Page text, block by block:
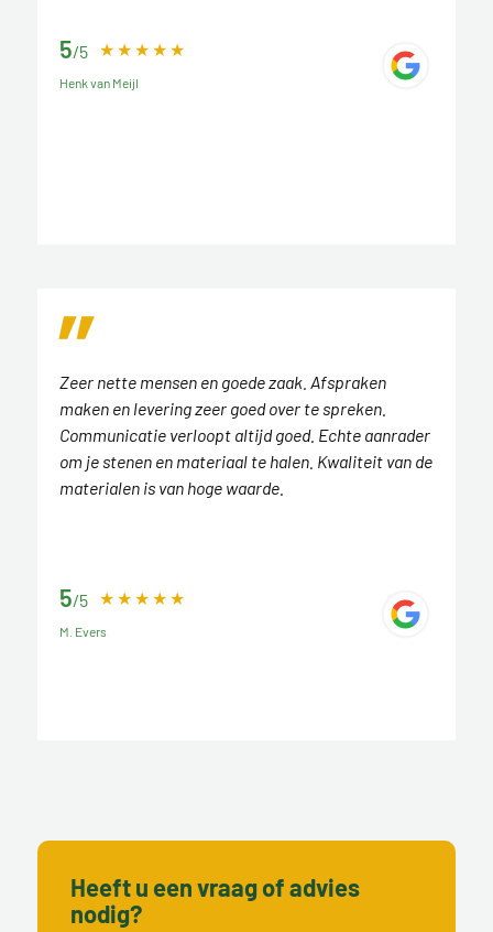
5/5
Henk van Meijl
Zeer nette mensen en goede zaak. Afspraken
maken en levering zeer goed over te spreken.
Communicatie verloopt altijd goed. Echte aanrader
om je stenen en materiaal te halen. Kwaliteit van de
materialen is van hoge waarde.
5/5
M. Evers
Heeft u een vraag of advies
nodig?